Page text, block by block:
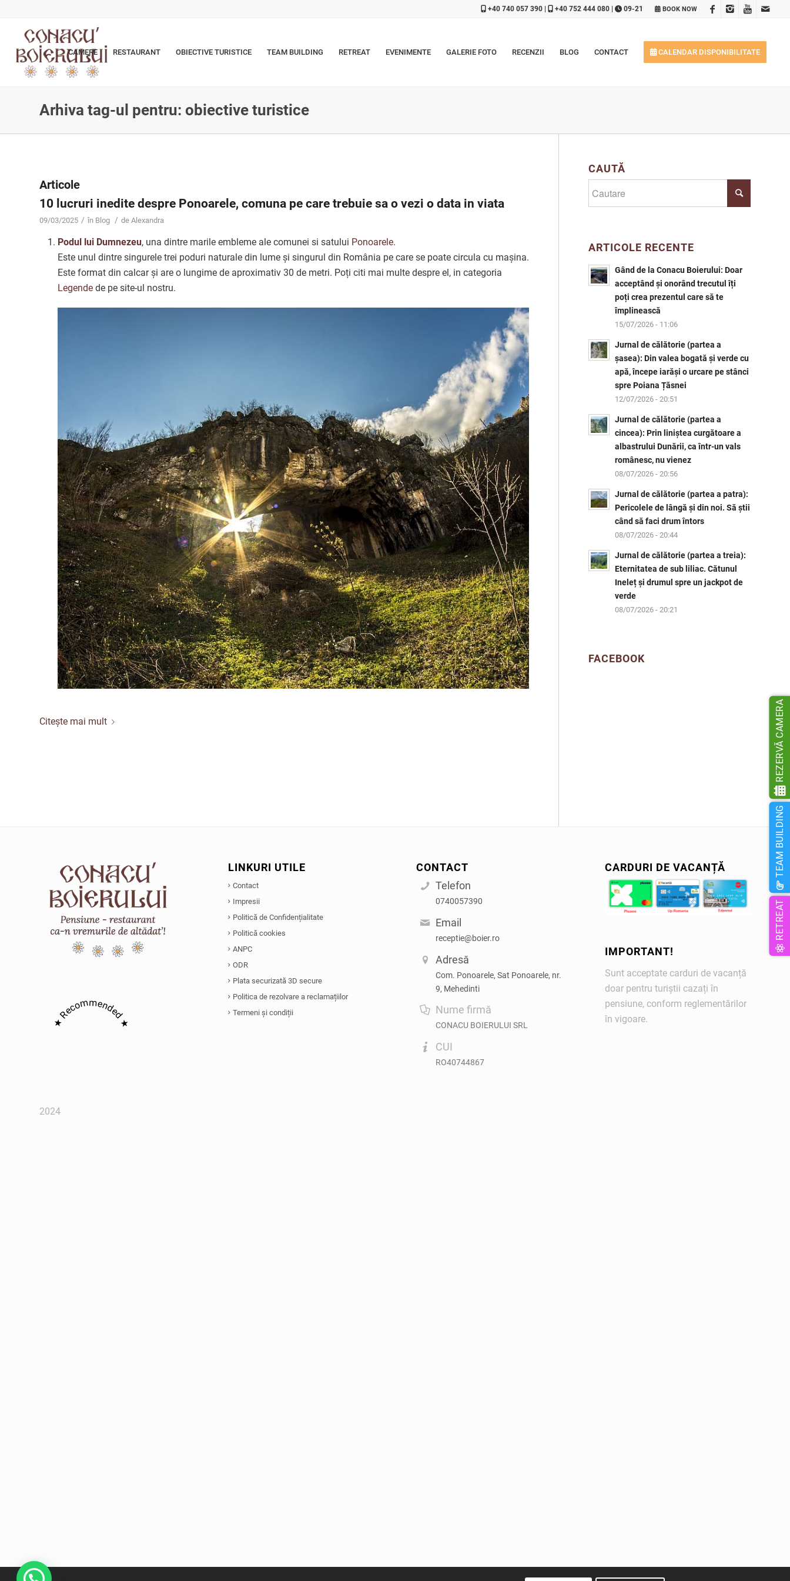
BOOK NOW
+40 740 057 390 +40 752 444 080 | 09-21
CAMERE RESTAURANT OBIECTIVE TURISTICE TEAM BUILDING RETREAT EVENIMENTE GALERIE FOTO RECENZII BLOG CONTACT CALENDAR DISPONIBILITATE
Arhiva tag-ul pentru: obiective turistice
Articole
10 lucruri inedite despre Ponoarele, comuna pe care trebuie sa o vezi o data in viata
09/03/2025 / în Blog / de Alexandra
Podul lui Dumnezeu, una dintre marile embleme ale comunei si satului Ponoarele.
Este unul dintre singurele trei poduri naturale din lume și singurul din România pe care se poate circula cu mașina.
Este format din calcar și are o lungime de aproximativ 30 de metri. Poți citi mai multe despre el, in categoria
Legende de pe site-ul nostru.
Citește mai mult
CAUTĂ
ARTICOLE RECENTE
Gând de la Conacu Boierului: Doar
acceptând și onorând trecutul îți
poți crea prezentul care să te
împlinească
15/07/2026 - 11:06
Jurnal de călătorie (partea a
șasea): Din valea bogată și verde cu
apă, începe iarăși o urcare pe stânci
spre Poiana Țăsnei
12/07/2026 - 20:51
Jurnal de călătorie (partea a
cincea): Prin liniștea curgătoare a
albastrului Dunării, ca într-un vals
românesc, nu vienez
08/07/2026 - 20:56
Jurnal de călătorie (partea a patra):
Pericolele de lângă și din noi. Să știi
când să faci drum întors
08/07/2026 - 20:44
Jurnal de călătorie (partea a treia):
Eternitatea de sub liliac. Cătunul
Ineleț și drumul spre un jackpot de
verde
08/07/2026 - 20:21
FACEBOOK
★ Recommended ★
2024
LINKURI UTILE
Contact
Impresii
Politică de Confidențialitate
Politică cookies
ANPC
ODR
Plata securizată 3D secure
Politica de rezolvare a reclamațiilor
Termeni și condiții
CONTACT
Telefon
0740057390
Email
receptie@boier.ro
Adresă
Com. Ponoarele, Sat Ponoarele, nr.
9, Mehedinti
Nume firmă
CONACU BOIERULUI SRL
CUI
RO40744867
CARDURI DE VACANȚĂ
IMPORTANT!
Sunt acceptate carduri de vacanță
doar pentru turiștii cazați în
pensiune, conform reglementărilor
în vigoare.
REZERVĂ CAMERA
TEAM BUILDING
RETREAT